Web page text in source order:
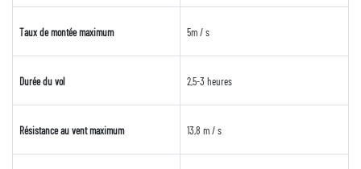
Taux de montée maximum 5m / s
Durée du vol 2,5-3 heures
Résistance au vent maximum 13,8 m / s